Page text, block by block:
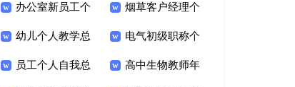
总结 度总结
办公室新员工个
人总结
烟草客户经理个
人工作总结
幼儿个人教学总
结
电气初级职称个
人总结
员工个人自我总 高中生物教师年